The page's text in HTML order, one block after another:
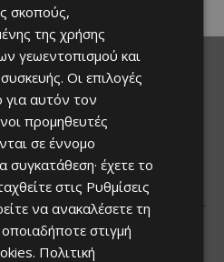
σκοπούς,
της χρήσης
γεωεντοπισμού και
Οι επιλογές
για αυτόν τον
προμηθευτές
σε έννομο
συγκατάθεση· έχετε το
στις Ρυθμίσεις
να ανακαλέσετε τη
στιγμή
. Πολιτική